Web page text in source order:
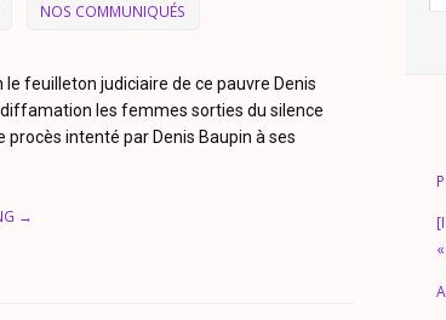
NOS COMMUNIQUÉS
feuilleton judiciaire de ce pauvre Denis
les femmes sorties du silence
procès intenté par Denis Baupin à ses
→